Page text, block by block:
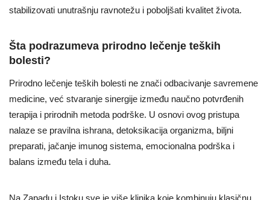
stabilizovati unutrašnju ravnotežu i poboljšati kvalitet života.
Šta podrazumeva prirodno lečenje teških
bolesti?
Prirodno lečenje teških bolesti ne znači odbacivanje savremene
medicine, već stvaranje sinergije između naučno potvrđenih
terapija i prirodnih metoda podrške. U osnovi ovog pristupa
nalaze se pravilna ishrana, detoksikacija organizma, biljni
preparati, jačanje imunog sistema, emocionalna podrška i
balans između tela i duha.
Na Zapadu i Istoku sve je više klinika koje kombinuju klasičnu